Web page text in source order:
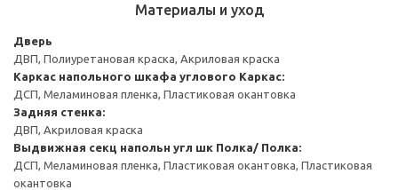
Материалы и уход
Дверь
ДВП, Полиуретановая краска, Акриловая краска
Каркас напольного шкафа углового Каркас:
ДСП, Меламиновая пленка, Пластиковая окантовка
Задняя стенка:
ДВП, Акриловая краска
Выдвижная секц напольн угл шк Полка/ Полка:
ДСП, Меламиновая пленка, Пластиковая окантовка, Пластиковая
окантовка